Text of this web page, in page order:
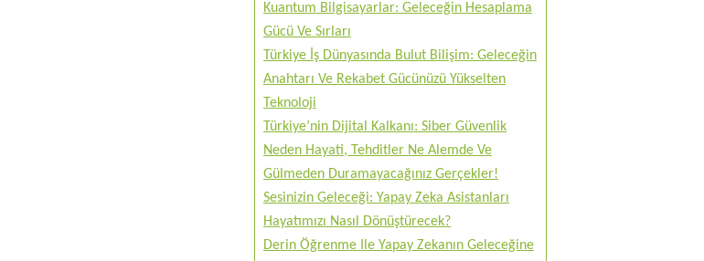
Kuantum Bilgisayarlar: Geleceğin Hesaplama
Gücü Ve Sırları
Türkiye İş Dünyasında Bulut Bilişim: Geleceğin
Anahtarı Ve Rekabet Gücünüzü Yükselten
Teknoloji
Türkiye’nin Dijital Kalkanı: Siber Güvenlik
Neden Hayati, Tehditler Ne Alemde Ve
Gülmeden Duramayacağınız Gerçekler!
Sesinizin Geleceği: Yapay Zeka Asistanları
Hayatımızı Nasıl Dönüştürecek?
Derin Öğrenme Ile Yapay Zekanın Geleceğine